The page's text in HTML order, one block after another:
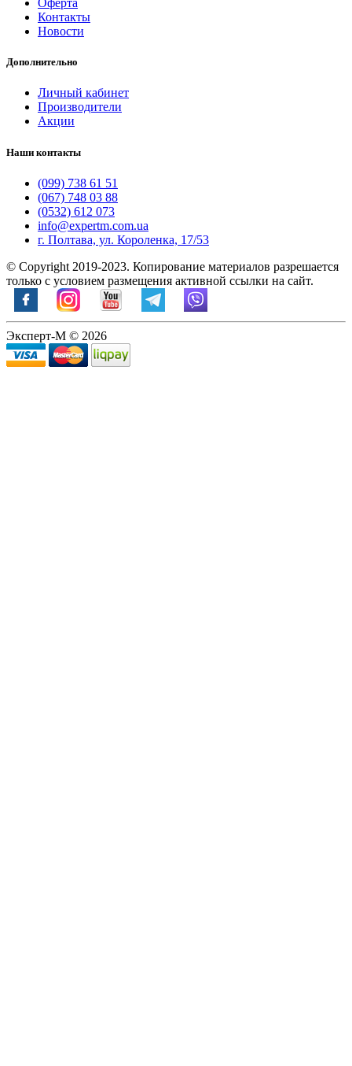
Оферта
Контакты
Новости
Дополнительно
Личный кабинет
Производители
Акции
Наши контакты
(099) 738 61 51
(067) 748 03 88
(0532) 612 073
info@expertm.com.ua
г. Полтава, ул. Короленка, 17/53
© Copyright 2019-2023. Копирование материалов разрешается
только с условием размещения активной ссылки на сайт.
Эксперт-М © 2026